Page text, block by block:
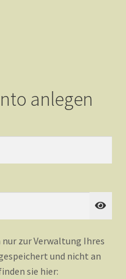
anlegen
zur Verwaltung Ihres
und nicht an
sie hier: